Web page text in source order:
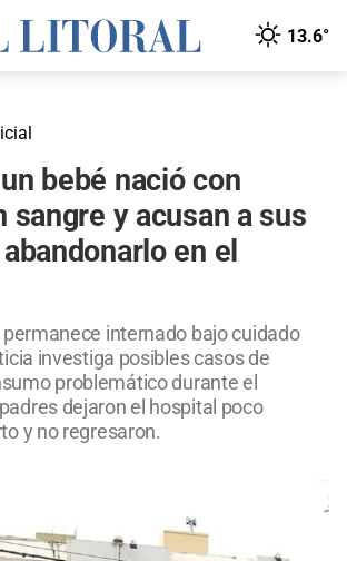
13.6°
bebé nació con
sangre y acusan a sus
en el
permanece internado bajo cuidado
investiga posibles casos de
problemático durante el
dejaron el hospital poco
y no regresaron.